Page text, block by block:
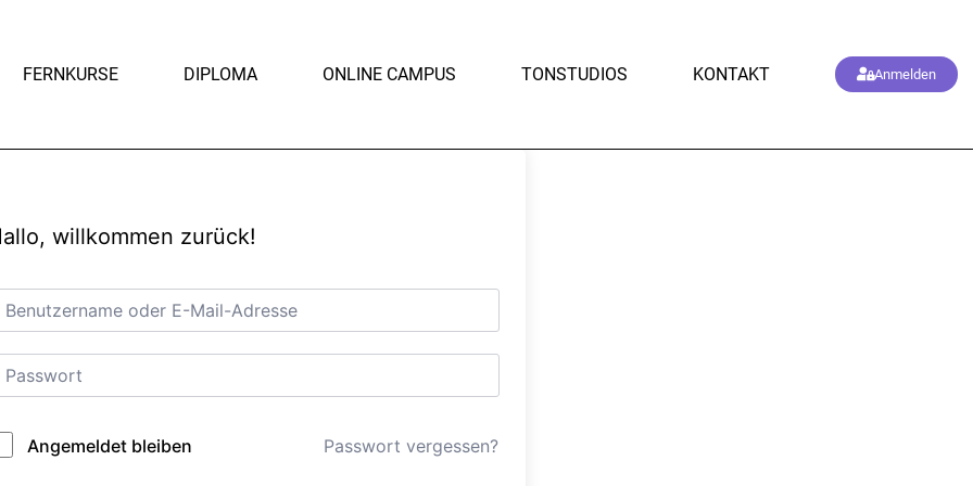
FERNKURSE DIPLOMA ONLINE CAMPUS TONSTUDIOS KONTAKT Anmelden
willkommen zurück!
Angemeldet bleiben Passwort vergessen?